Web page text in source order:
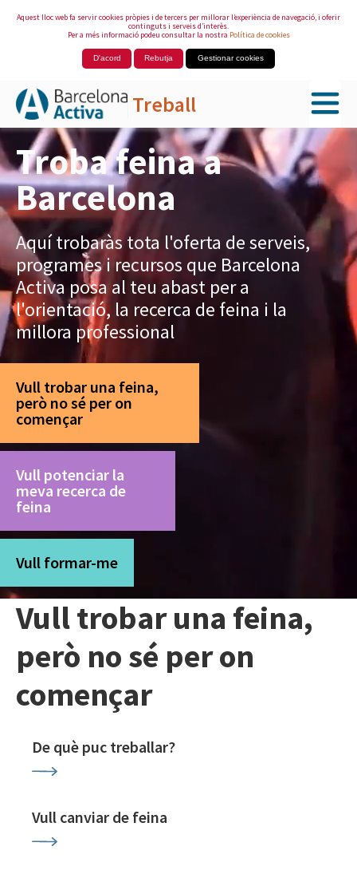
Aquest lloc web fa servir cookies pròpies i de tercers per millorar l’experiència de navegació, i oferir
continguts i serveis d’interès.
Per a més informació podeu consultar la nostra Política de cookies
D'acord Rebutja Gestionar cookies
Treball
Salta al contingut principal
Troba feina a
Barcelona
Aquí trobaràs tota l'oferta de serveis,
programes i recursos que Barcelona
Activa posa al teu abast per a
l'orientació, la recerca de feina i la
millora professional
Vull trobar una feina,
però no sé per on
començar
Vull potenciar la
meva recerca de
feina
Vull formar-me
Vull trobar una feina,
però no sé per on
començar
De què puc treballar?
Vull canviar de feina